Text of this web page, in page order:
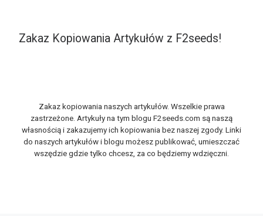
Zakaz Kopiowania Artykułów z F2seeds!
Zakaz kopiowania naszych artykułów. Wszelkie prawa
zastrzeżone. Artykuły na tym blogu F2seeds.com są naszą
własnością i zakazujemy ich kopiowania bez naszej zgody. Linki
do naszych artykułów i blogu możesz publikować, umieszczać
wszędzie gdzie tylko chcesz, za co będziemy wdzięczni.